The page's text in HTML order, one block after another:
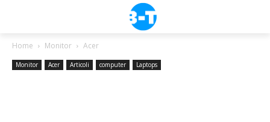
Home Monitor Acer
Monitor Acer Articoli computer Laptops